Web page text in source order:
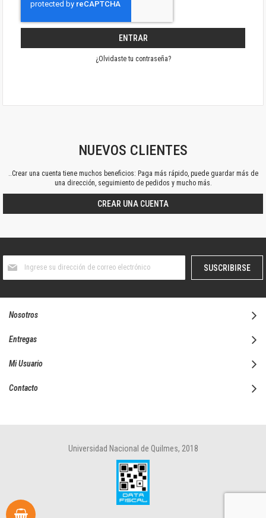
ENTRAR
¿Olvidaste tu contraseña?
NUEVOS CLIENTES
..Crear una cuenta tiene muchos beneficios: Paga más rápido, puede guardar más de
una dirección, seguimiento de pedidos y mucho más.
CREAR UNA CUENTA
boletín
SUSCRIBIRSE
Nosotros
Entregas
Mi Usuario
Contacto
Universidad Nacional de Quilmes, 2018